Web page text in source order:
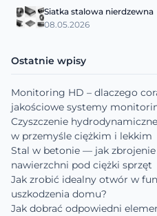
Siatka stalowa nierdzewna
08.05.2026
Ostatnie wpisy
Monitoring HD – dlaczego
jakościowe systemy
Czyszczenie
w przemyśle ciężkim i lekkim
Stal w betonie — jak
nawierzchni pod ciężki sprzęt
Jak zrobić idealny otwór w
uszkodzenia domu?
Jak dobrać odpowiedni